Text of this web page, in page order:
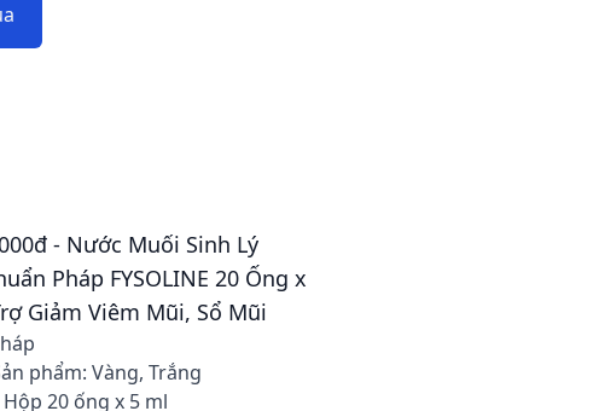
- Nước Muối Sinh Lý
Pháp FYSOLINE 20 Ống x
Giảm Viêm Mũi, Sổ Mũi
phẩm: Vàng, Trắng
20 ống x 5 ml